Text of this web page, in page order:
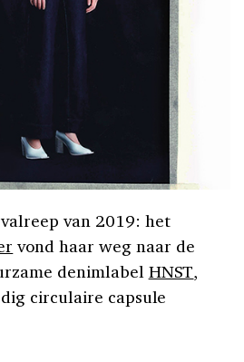
van 2019: het
vond haar weg naar de
denimlabel HNST,
circulaire capsule